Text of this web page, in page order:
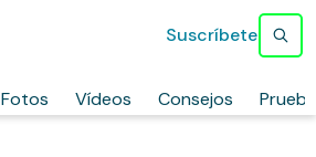
Fotos Vídeos Consejos
Suscríbete